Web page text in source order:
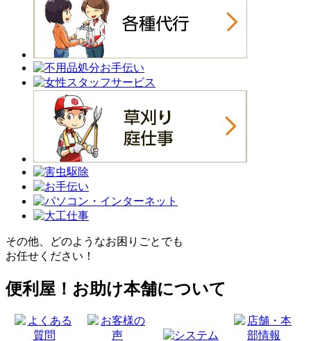
その他、どのようなお困りごとでも
お任せください！
便利屋！お助け本舗について